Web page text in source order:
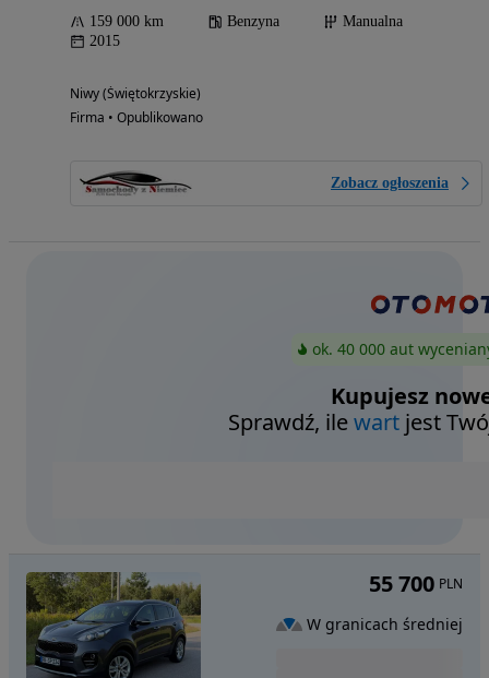
159 000 km Benzyna
Manualna
2015
Niwy (Świętokrzyskie)
Firma • Opublikowano
Zobacz ogłoszenia
ok. 40 000 aut
Kupujesz
Sprawdź, ilewart jest
55 700 PLN
W granicach średniej